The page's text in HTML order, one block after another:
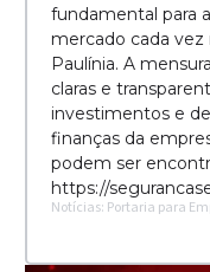
fundamental para
mercado cada
Paulínia. A
claras e
investimentos e
finanças da
podem ser
https://
Notícias: Portaria para